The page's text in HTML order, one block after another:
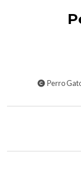
Perro